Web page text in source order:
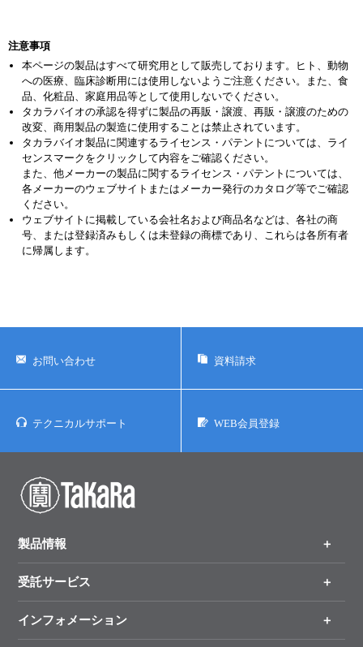
注意事項
本ページの製品はすべて研究用として販売しております。ヒト、動物
への医療、臨床診断用には使用しないようご注意ください。また、食
品、化粧品、家庭用品等として使用しないでください。
タカラバイオの承認を得ずに製品の再販・譲渡、再販・譲渡のための
改変、商用製品の製造に使用することは禁止されています。
タカラバイオ製品に関連するライセンス・パテントについては、ライ
センスマークをクリックして内容をご確認ください。
また、他メーカーの製品に関するライセンス・パテントについては、
各メーカーのウェブサイトまたはメーカー発行のカタログ等でご確認
ください。
ウェブサイトに掲載している会社名および商品名などは、各社の商
号、または登録済みもしくは未登録の商標であり、これらは各所有者
に帰属します。
お問い合わせ 資料請求
テクニカルサポート WEB会員登録
製品情報
製品一覧
手法から製品を探す
受託サービス
オンライン注文
インフォメーション